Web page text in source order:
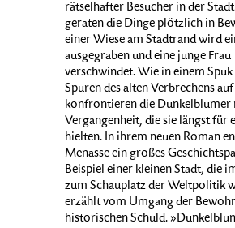
rätselhafter Besucher in der
geraten die Dinge plötzlich in
einer Wiese am Stadtrand wird
ausgegraben und eine junge Frau
verschwindet. Wie in einem Spuk
Spuren des alten Verbrechens
konfrontieren die Dunkelblumer
Vergangenheit, die sie längst für
hielten. In ihrem neuen Roman
Menasse ein großes
Beispiel einer kleinen Stadt, die
zum Schauplatz der Weltpolitik
erzählt vom Umgang der
historischen Schuld.